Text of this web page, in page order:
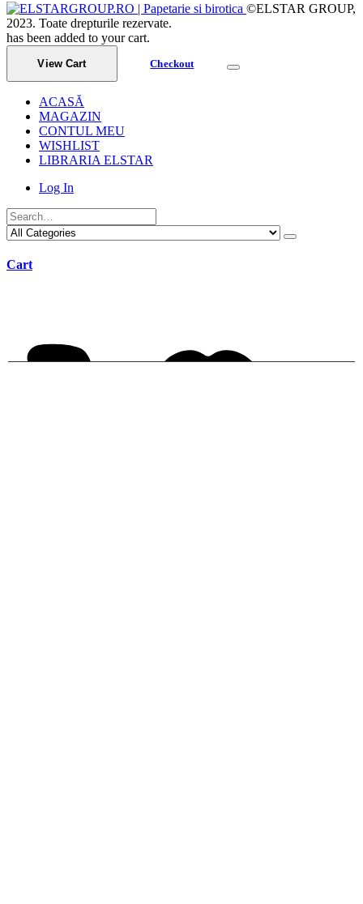
©ELSTAR GROUP,
2023. Toate drepturile rezervate.
has been added to your cart.
View Cart Checkout
ACASĂ
MAGAZIN
CONTUL MEU
WISHLIST
LIBRARIA ELSTAR
Log In
Cart